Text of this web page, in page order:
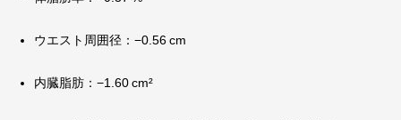
ウエスト周囲径：−0.56 cm
内臓脂肪：−1.60 cm²